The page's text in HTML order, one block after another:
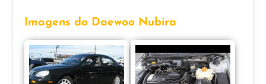
Imagens do Daewoo Nubira